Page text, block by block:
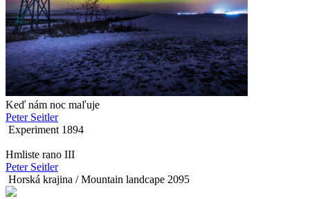
Keď nám noc maľuje
Peter Seitler
Experiment 1894
Hmliste rano III
Peter Seitler
Horská krajina / Mountain landcape 2095